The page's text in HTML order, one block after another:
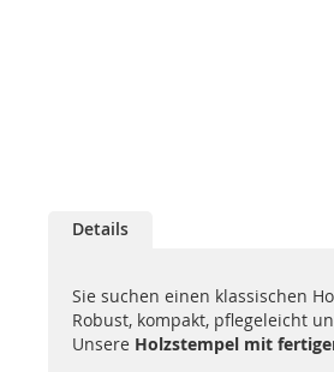
Details
Sie suchen einen klassischen
Robust, kompakt, pflegeleicht
Unsere Holzstempel mit